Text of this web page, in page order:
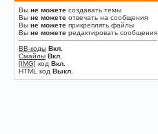
Вы не можете создавать темы
Вы не можете отвечать на сообщения
Вы не можете прикреплять файлы
Вы не можете редактировать сообщения
BB-коды Вкл.
Смайлы Вкл.
[IMG] код Вкл.
HTML код Выкл.